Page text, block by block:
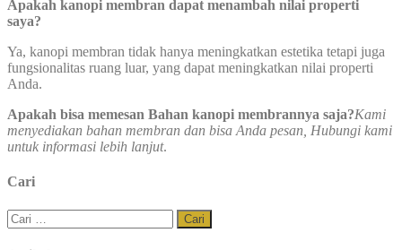
Apakah kanopi membran dapat menambah nilai properti
saya?
Ya, kanopi membran tidak hanya meningkatkan estetika tetapi juga
fungsionalitas ruang luar, yang dapat meningkatkan nilai properti
Anda.
Apakah bisa memesan Bahan kanopi membrannya saja?Kami
menyediakan bahan membran dan bisa Anda pesan, Hubungi kami
untuk informasi lebih lanjut.
Cari
Cari
untuk: